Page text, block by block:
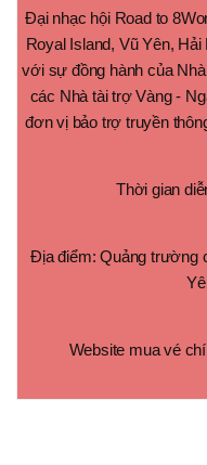
Đại nhạc hội Road to
Royal Island, Vũ Yên,
với sự đồng hành của
các Nhà tài trợ Vàng -
đơn vị bảo trợ truyền
Thời gian
Địa điểm: Quảng trường
Website mua vé